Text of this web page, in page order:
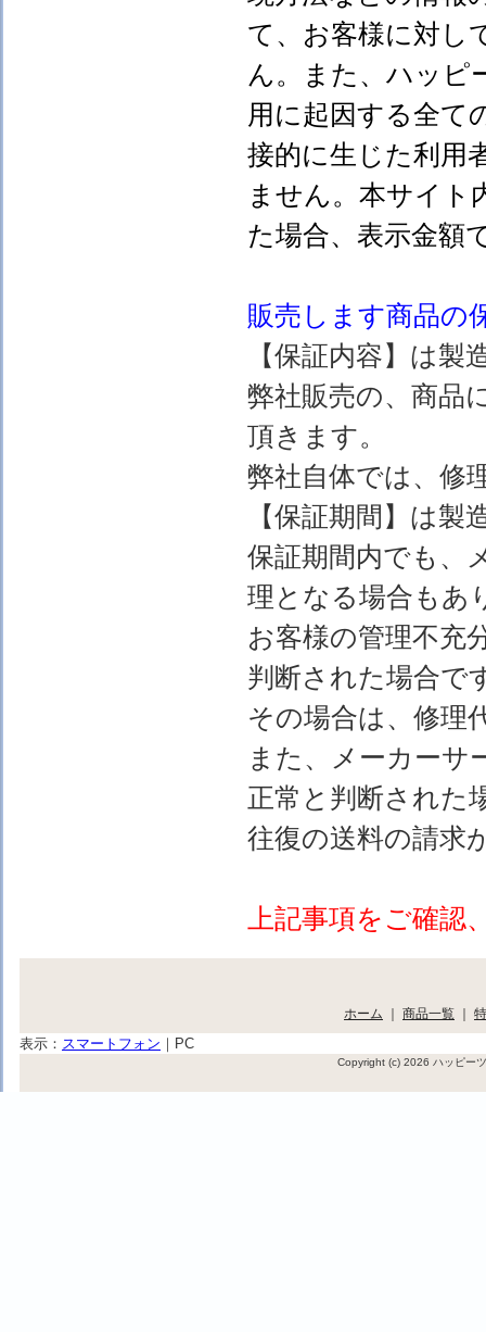
て、お客様に対し
ん。また、ハッピ
用に起因する全て
接的に生じた利用
ません。本サイト
た場合、表示金
販売します商品の
【保証内容】は
弊社販売の、商品
頂きます。
弊社自体では、修
【保証期間】は
保証期間内でも、
理となる場合もあ
お客様の管理不充
判断された場合で
その場合は、修理
また、メーカーサ
正常と判断された
往復の送料の請求
上記事項をご確
ホーム ｜ 商品一覧 ｜
表示： スマートフォン ｜ PC
Copyright (c) 2026 ハッピー